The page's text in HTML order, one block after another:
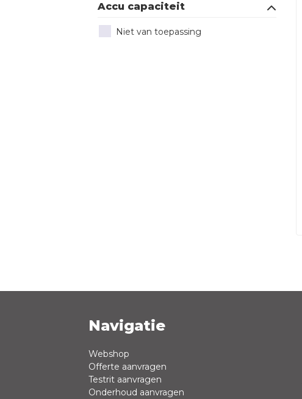
Accu capaciteit
Niet van toepassing
Navigatie
Webshop
Offerte aanvragen
Testrit aanvragen
Onderhoud aanvragen